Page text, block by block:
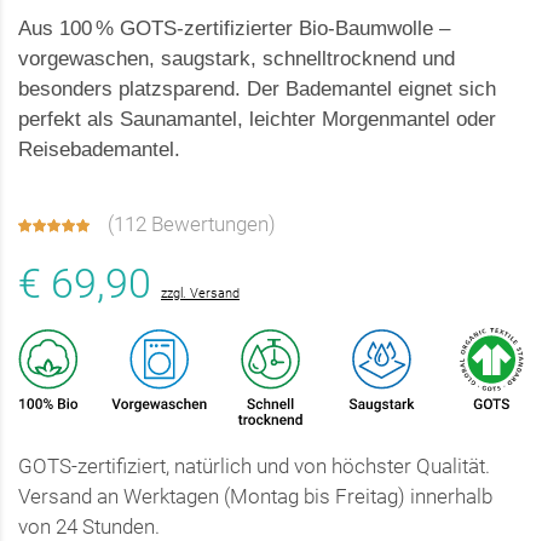
Aus 100 % GOTS-zertifizierter Bio-Baumwolle –
vorgewaschen, saugstark, schnelltrocknend und
besonders platzsparend. Der Bademantel eignet sich
perfekt als Saunamantel, leichter Morgenmantel oder
Reisebademantel.
(112 Bewertungen)
€ 69,90 zzgl. Versand
GOTS-zertifiziert, natürlich und von höchster Qualität.
Versand an Werktagen (Montag bis Freitag) innerhalb
von 24 Stunden.